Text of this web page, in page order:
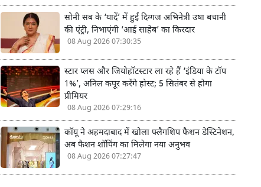
सोनी सब के ‘यादें’ में हुईं दिग्गज अभिनेत्री उषा बचानी
की एंट्री, निभाएंगी ‘आई साहेब’ का किरदार
08 Aug 2026 07:30:35
स्टार प्लस और जियोहॉटस्टार ला रहे हैं ‘इंडिया के टॉप
1%’, अनिल कपूर करेंगे होस्ट; 5 सितंबर से होगा
प्रीमियर
08 Aug 2026 07:29:16
कॉयू ने अहमदाबाद में खोला फ्लैगशिप फैशन डेस्टिनेशन,
अब फैशन शॉपिंग का मिलेगा नया अनुभव
08 Aug 2026 07:27:47